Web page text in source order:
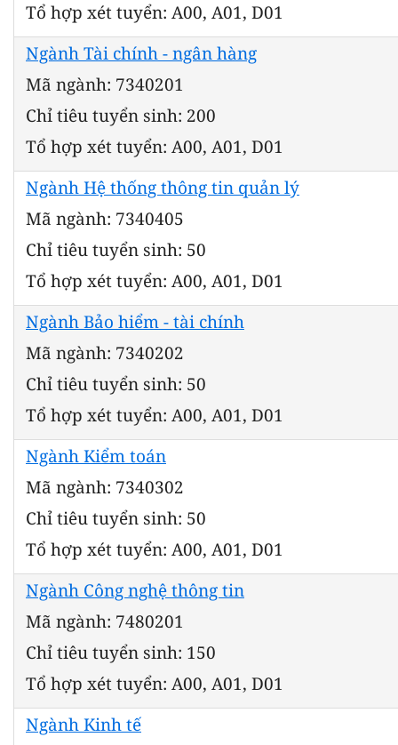
Tổ hợp xét tuyển: A00, A01, D01
Ngành Tài chính - ngân hàng
Mã ngành: 7340201
Chỉ tiêu tuyển sinh: 200
Tổ hợp xét tuyển: A00, A01, D01
Ngành Hệ thống thông tin quản lý
Mã ngành: 7340405
Chỉ tiêu tuyển sinh: 50
Tổ hợp xét tuyển: A00, A01, D01
Ngành Bảo hiểm - tài chính
Mã ngành: 7340202
Chỉ tiêu tuyển sinh: 50
Tổ hợp xét tuyển: A00, A01, D01
Ngành Kiểm toán
Mã ngành: 7340302
Chỉ tiêu tuyển sinh: 50
Tổ hợp xét tuyển: A00, A01, D01
Ngành Công nghệ thông tin
Mã ngành: 7480201
Chỉ tiêu tuyển sinh: 150
Tổ hợp xét tuyển: A00, A01, D01
Ngành Kinh tế